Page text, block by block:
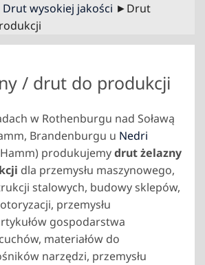
Drut wysokiej jakości ►Drut
/ drut do produkcji
w Rothenburgu nad Soławą
Brandenburgu u Nedri
produkujemydrut żelazny
dla przemysłu maszynowego,
stalowych, budowy sklepów,
przemysłu
gospodarstwa
materiałów do
narzędzi, przemysłu